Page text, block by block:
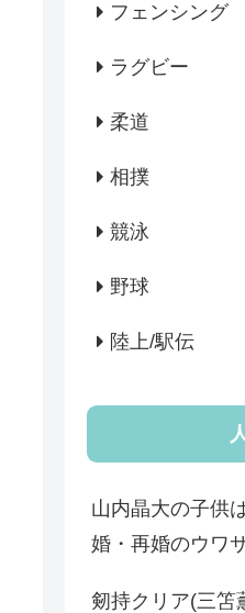
フェンシング
ラグビー
柔道
相撲
競泳
野球
陸上/駅伝
山内晶大の子供
婚・再婚のウワ
剱持クリア(三笘